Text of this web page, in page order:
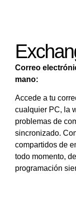
Correo
mano:
Accede a tu
cualquier PC, la
problemas de
sincronizado.
compartidos de
todo momento,
programación